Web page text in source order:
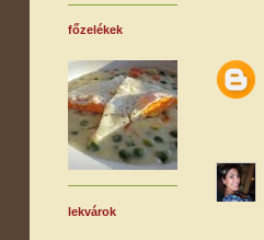
főzelékek
lekvárok